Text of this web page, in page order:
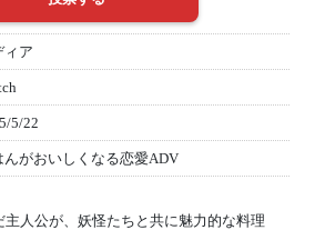
ィア
5/22
んがおいしくなる恋愛ADV
人公が、妖怪たちと共に魅力的な料理